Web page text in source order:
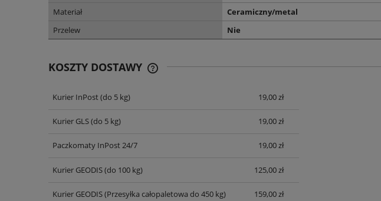
Materiał
Ceramiczny/metal
Przelew
Nie
KOSZTY DOSTAWY
CENA NIE ZAWIERA EWENTUALNYCH
Kurier InPost(do 5 kg) 19,00 zł
Kurier GLS(do 5 kg) 19,00 zł
Paczkomaty InPost 24/7 19,00 zł
Kurier GEODIS(do 100 kg) 125,00 zł
Kurier GEODIS(Przesyłka całopaletowa do 450 kg) 159,00 zł